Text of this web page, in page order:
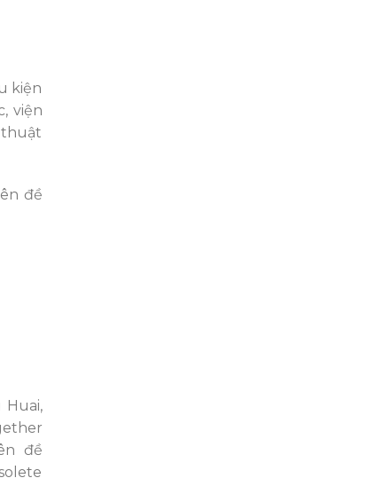
kiện
viện
đề
Huai,
đề